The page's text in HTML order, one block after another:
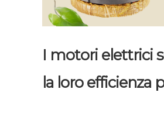
I motori elettrici
la loro